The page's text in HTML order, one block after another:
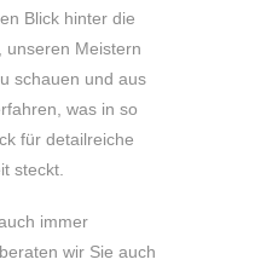
Blick hinter die
unseren Meistern
schauen und aus
was in so
für detailreiche
steckt.
immer
wir Sie auch